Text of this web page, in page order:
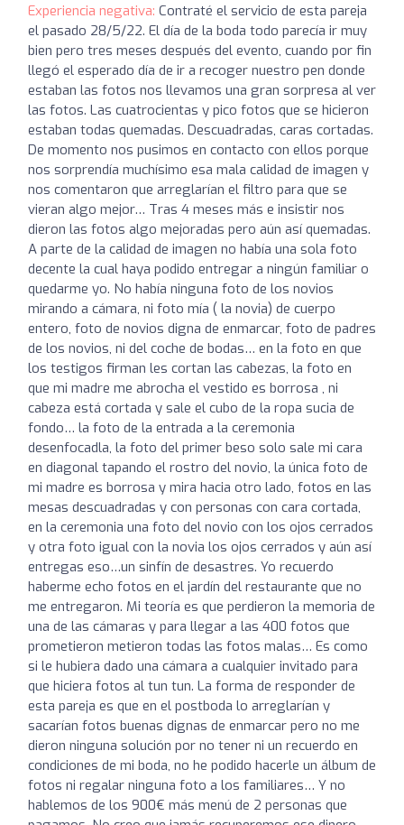
Experiencia negativa: Contraté el servicio de esta pareja
el pasado 28/5/22. El día de la boda todo parecía ir muy
bien pero tres meses después del evento, cuando por fin
llegó el esperado día de ir a recoger nuestro pen donde
estaban las fotos nos llevamos una gran sorpresa al ver
las fotos. Las cuatrocientas y pico fotos que se hicieron
estaban todas quemadas. Descuadradas, caras cortadas.
De momento nos pusimos en contacto con ellos porque
nos sorprendía muchísimo esa mala calidad de imagen y
nos comentaron que arreglarían el filtro para que se
vieran algo mejor… Tras 4 meses más e insistir nos
dieron las fotos algo mejoradas pero aún así quemadas.
A parte de la calidad de imagen no había una sola foto
decente la cual haya podido entregar a ningún familiar o
quedarme yo. No había ninguna foto de los novios
mirando a cámara, ni foto mía ( la novia) de cuerpo
entero, foto de novios digna de enmarcar, foto de padres
de los novios, ni del coche de bodas… en la foto en que
los testigos firman les cortan las cabezas, la foto en
que mi madre me abrocha el vestido es borrosa , ni
cabeza está cortada y sale el cubo de la ropa sucia de
fondo… la foto de la entrada a la ceremonia
desenfocadla, la foto del primer beso solo sale mi cara
en diagonal tapando el rostro del novio, la única foto de
mi madre es borrosa y mira hacia otro lado, fotos en las
mesas descuadradas y con personas con cara cortada,
en la ceremonia una foto del novio con los ojos cerrados
y otra foto igual con la novia los ojos cerrados y aún así
entregas eso…un sinfín de desastres. Yo recuerdo
haberme echo fotos en el jardín del restaurante que no
me entregaron. Mi teoría es que perdieron la memoria de
una de las cámaras y para llegar a las 400 fotos que
prometieron metieron todas las fotos malas… Es como
si le hubiera dado una cámara a cualquier invitado para
que hiciera fotos al tun tun. La forma de responder de
esta pareja es que en el postboda lo arreglarían y
sacarían fotos buenas dignas de enmarcar pero no me
dieron ninguna solución por no tener ni un recuerdo en
condiciones de mi boda, no he podido hacerle un álbum de
fotos ni regalar ninguna foto a los familiares… Y no
hablemos de los 900€ más menú de 2 personas que